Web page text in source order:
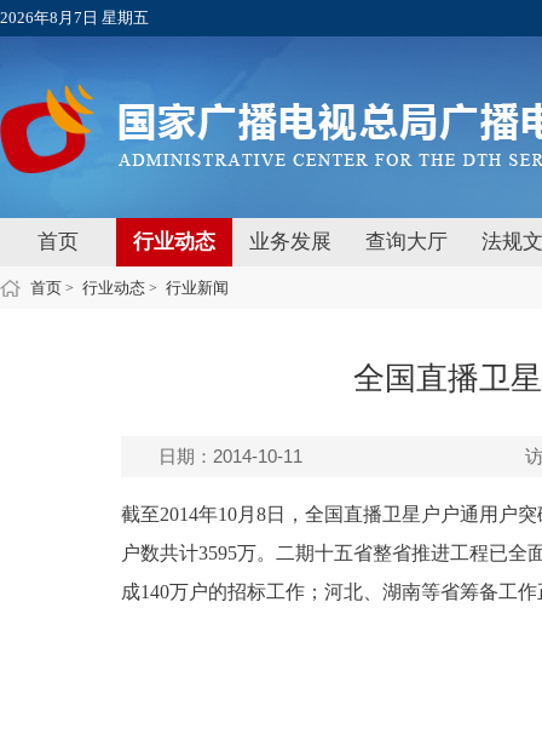
2026年8月7日 星期五
首页 行业动态 业务发展 查询大厅 法规
首页 > 行业动态 > 行业新闻
全国直播卫
日期：2014-10-11
截至2014年10月8日，全国直播卫星户户通用户
户数共计3595万。二期十五省整省推进工程已
成140万户的招标工作；河北、湖南等省筹备工